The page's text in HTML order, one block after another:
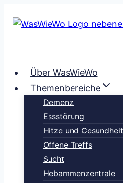
Inhalt
Über WasWieWo
Themenbereiche
Demenz
Essstörung
Hitze und Gesundheit
Offene Treffs
Sucht
Hebammenzentrale